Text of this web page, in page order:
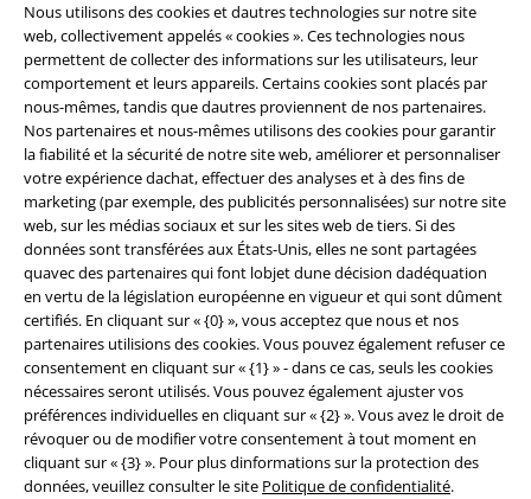
Nous utilisons des cookies et dautres technologies sur notre site
web, collectivement appelés « cookies ». Ces technologies nous
permettent de collecter des informations sur les utilisateurs, leur
comportement et leurs appareils. Certains cookies sont placés par
nous-mêmes, tandis que dautres proviennent de nos partenaires.
Nos partenaires et nous-mêmes utilisons des cookies pour garantir
la fiabilité et la sécurité de notre site web, améliorer et personnaliser
votre expérience dachat, effectuer des analyses et à des fins de
marketing (par exemple, des publicités personnalisées) sur notre site
web, sur les médias sociaux et sur les sites web de tiers. Si des
données sont transférées aux États-Unis, elles ne sont partagées
quavec des partenaires qui font lobjet dune décision dadéquation
en vertu de la législation européenne en vigueur et qui sont dûment
certifiés. En cliquant sur « {0} », vous acceptez que nous et nos
partenaires utilisions des cookies. Vous pouvez également refuser ce
consentement en cliquant sur « {1} » - dans ce cas, seuls les cookies
nécessaires seront utilisés. Vous pouvez également ajuster vos
préférences individuelles en cliquant sur « {2} ». Vous avez le droit de
révoquer ou de modifier votre consentement à tout moment en
cliquant sur « {3} ». Pour plus dinformations sur la protection des
données, veuillez consulter le site Politique de confidentialité.
Légal
Conditions générales
Éditeur
Clauses de confidentialité
Élimination des déchets et protection de l'environnement
Déclaration de Conformité
Informations sur l'accessibilité